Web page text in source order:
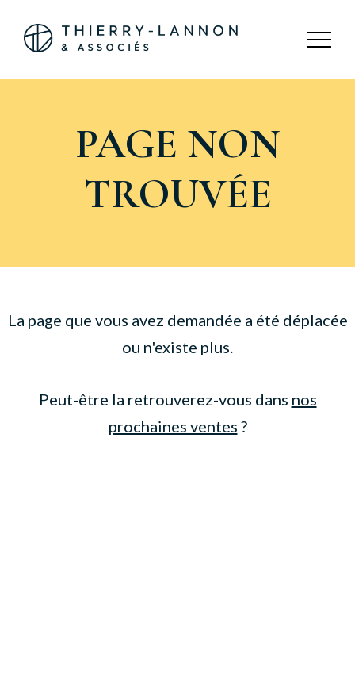
PAGE NON
TROUVÉE
La page que vous avez demandée a été déplacée
ou n'existe plus.
Peut-être la retrouverez-vous dans nos
prochaines ventes ?